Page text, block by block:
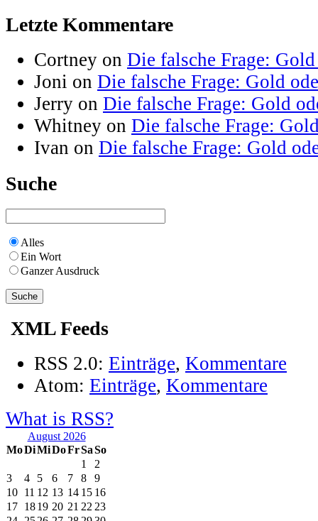
Letzte Kommentare
Cortney on Die falsche Frage:
Joni on Die falsche Frage: Gold
Jerry on Die falsche Frage: Gold
Whitney on Die falsche Frage:
Ivan on Die falsche Frage: Gold
Suche
Alles
Ein Wort
Ganzer Ausdruck
XML Feeds
RSS 2.0: Einträge, Kommentare
Atom: Einträge, Kommentare
What is RSS?
August 2026
MoDiMiDoFrSaSo
1
2
3
4 5 6 7 8
9
10 11 12 13 14 15 16
17 1819 20 21 22 23